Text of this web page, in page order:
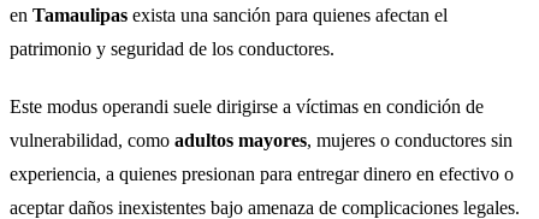
en Tamaulipas exista una sanción para quienes afectan el
patrimonio y seguridad de los conductores.
Este modus operandi suele dirigirse a víctimas en condición de
vulnerabilidad, como adultos mayores, mujeres o conductores sin
experiencia, a quienes presionan para entregar dinero en efectivo o
aceptar daños inexistentes bajo amenaza de complicaciones legales.